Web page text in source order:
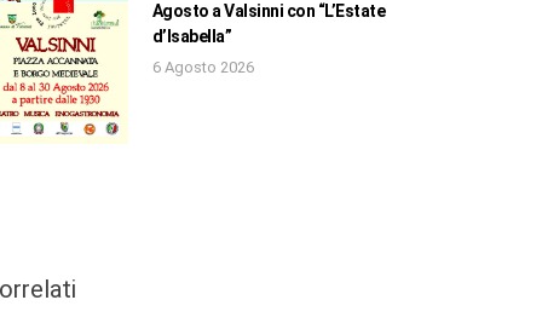
Agosto a Valsinni con “L’Estate
d’Isabella”
6 Agosto 2026